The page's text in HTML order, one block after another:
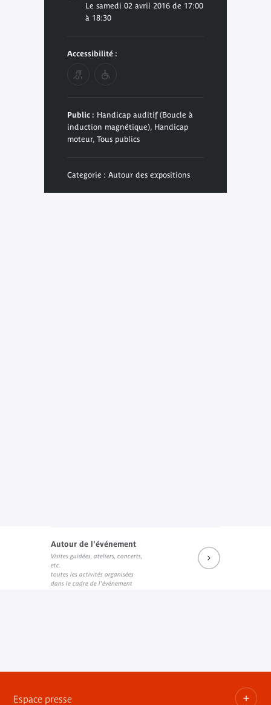
Le samedi 02 avril 2016 de 17:00
à 18:30
Accessibilité :
Public : Handicap auditif (Boucle à
induction magnétique), Handicap
moteur, Tous publics
Categorie : Autour des expositions
Autour de l'événement
Visites guidées, ateliers, concerts,
etc.
toutes les activités organisées
dans le cadre de l'événement
Espace presse